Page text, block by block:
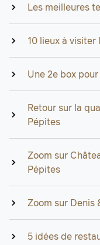
Les meilleures
10 lieux à
Une 2e box
Retour sur la
Pépites
Zoom sur
Pépites
Zoom sur Denis
5 idées de